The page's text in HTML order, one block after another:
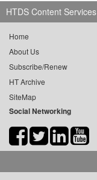
HTDS Content Services
Home
About Us
Subscribe/Renew
HT Archive
SiteMap
Social Networking